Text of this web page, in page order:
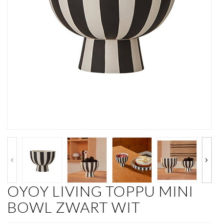
OYOY LIVING TOPPU MINI
BOWL ZWART WIT